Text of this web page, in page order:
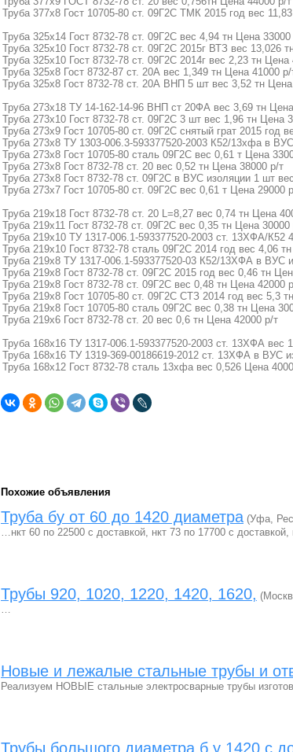
Труба 377х8 Гост 10705-80 ст. 09Г2С ТМК 2015 год вес
Труба 325х14 Гост 8732-78 ст. 09Г2С вес 4,94 тн Цена 33000
Труба 325х10 Гост 8732-78 ст. 09Г2С 2015г ВТЗ вес 13,026
Труба 325х10 Гост 8732-78 ст. 09Г2С 2014г вес 2,23 тн Цена
Труба 325х8 Гост 8732-87 ст. 20А вес 1,349 тн Цена 41000 р/
Труба 325х8 Гост 8732-78 ст. 20А ВНП 5 шт вес 3,52 тн
Труба 273х18 ТУ 14-162-14-96 ВНП ст 20ФА вес 3,69 тн
Труба 273х10 Гост 8732-78 ст. 09Г2С 3 шт вес 1,96 тн Цена
Труба 273х9 Гост 10705-80 ст. 09Г2С снятый грат 2015 год
Труба 273х8 ТУ 1303-006.3-593377520-2003 К52/13хфа в
Труба 273х8 Гост 10705-80 сталь 09Г2С вес 0,61 т Цена
Труба 273х8 Гост 8732-78 ст. 20 вес 0,52 тн Цена 38000 р/т
Труба 273х8 Гост 8732-78 ст. 09Г2С в ВУС изоляции 1 шт
Труба 273х7 Гост 10705-80 ст. 09Г2С вес 0,61 т Цена 29000
Труба 219х18 Гост 8732-78 ст. 20 L=8,27 вес 0,74 тн Цена
Труба 219х11 Гост 8732-78 ст. 09Г2С вес 0,35 тн Цена 30000
Труба 219х10 ТУ 1317-006.1-593377520-2003 ст. 13ХФА/К52
Труба 219х10 Гост 8732-78 сталь 09Г2С 2014 год вес 4,06
Труба 219х8 ТУ 1317-006.1-593377520-03 К52/13ХФА в ВУС
Труба 219х8 Гост 8732-78 ст. 09Г2С 2015 год вес 0,46 тн
Труба 219х8 Гост 8732-78 ст. 09Г2С вес 0,48 тн Цена 42000
Труба 219х8 Гост 10705-80 ст. 09Г2С СТЗ 2014 год вес 5,3
Труба 219х8 Гост 10705-80 сталь 09Г2С вес 0,38 тн Цена
Труба 219х6 Гост 8732-78 ст. 20 вес 0,6 тн Цена 42000 р/т
Труба 168х16 ТУ 1317-006.1-593377520-2003 ст. 13ХФА вес
Труба 168х16 ТУ 1319-369-00186619-2012 ст. 13ХФА в ВУС
Труба 168х12 Гост 8732-78 сталь 13хфа вес 0,526 Цена
Похожие объявления
Труба бу от 60 до 1420 диаметра (Уфа,
…нкт 60 по 22500 с доставкой, нкт 73 по 17700 с
Трубы 920, 1020, 1220, 1420, 1620,
…
Новые и лежалые стальные трубы и
Реализуем НОВЫЕ стальные электросварные трубы
Трубы большого диаметра б у 1420 с